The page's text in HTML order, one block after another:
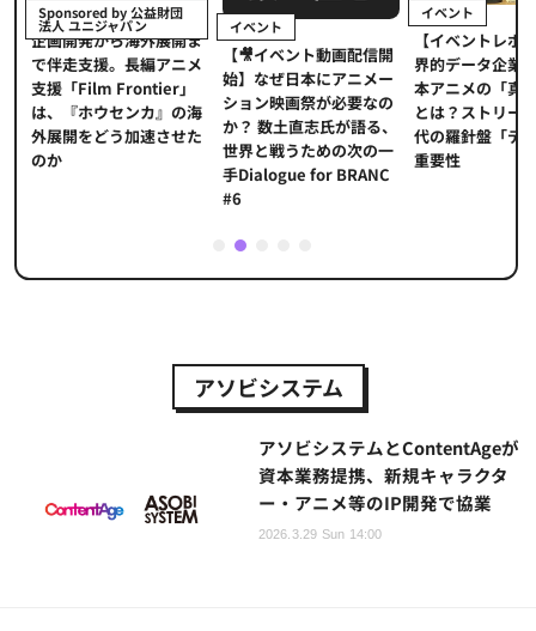
Sponsored by 公益財団
法人 ユニジャパン
企画開発から海外展開ま
で伴走支援。長編アニメ
支援「Film Frontier」
は、『ホウセンカ』の海
外展開をどう加速させた
のか
イベント
【🎥イベント動画配信開
始】なぜ日本にアニメー
ション映画祭が必要なの
か？ 数土直志氏が語る、
世界と戦うための次の一
手Dialogue for BRANC
#6
イベント
【イベントレポ
界的データ企業
本アニメの「真
とは？ストリー
代の羅針盤「デ
重要性
2
アソビシステム
アソビシステムとContentAgeが
資本業務提携、新規キャラクタ
ー・アニメ等のIP開発で協業
2026.3.29 Sun 14:00